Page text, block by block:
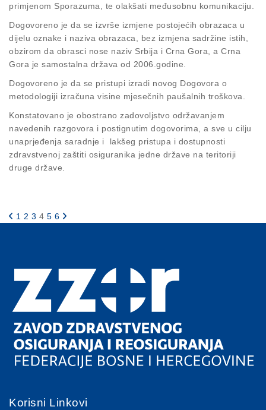
primjenom Sporazuma, te olakšati međusobnu komunikaciju.
Dogovoreno je da se izvrše izmjene postojećih obrazaca u
dijelu oznake i naziva obrazaca, bez izmjena sadržine istih,
obzirom da obrasci nose naziv Srbija i Crna Gora, a Crna
Gora je samostalna država od 2006.godine.
Dogovoreno je da se pristupi izradi novog Dogovora o
metodologiji izračuna visine mjesečnih paušalnih troškova.
Konstatovano je obostrano zadovoljstvo održavanjem
navedenih razgovora i postignutim dogovorima, a sve u cilju
unaprjeđenja saradnje i lakšeg pristupa i dostupnosti
zdravstvenoj zaštiti osiguranika jedne države na teritoriji
druge države.
1 2 3 4 5 6
Korisni Linkovi